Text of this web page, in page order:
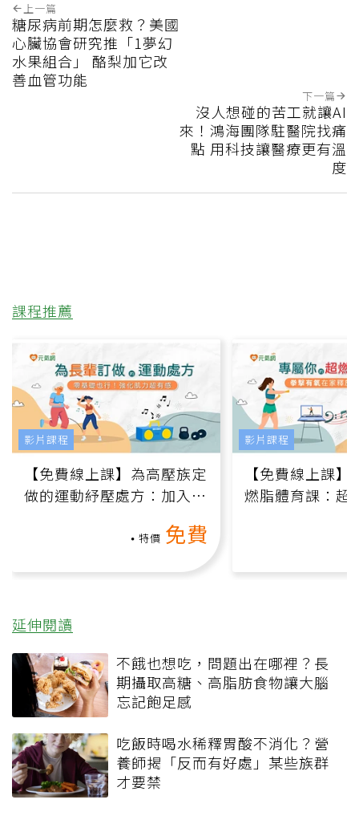
上一篇
糖尿病前期怎麼救？美國
心臟協會研究推「1夢幻
水果組合」 酪梨加它改
善血管功能
下一篇
沒人想碰的苦工就讓AI
來！鴻海團隊駐醫院找痛
點 用科技讓醫療更有溫
度
課程推薦
【免費線上課】為高壓族定
做的運動紓壓處方：加入行
特價 免費
影片課程
【免費線上課
燃脂體育課：超
影片課程
延伸閱讀
不餓也想吃，問題出在哪裡？長
期攝取高糖、高脂肪食物讓大腦
忘記飽足感
吃飯時喝水稀釋胃酸不消化？營
養師揭「反而有好處」某些族群
才要禁